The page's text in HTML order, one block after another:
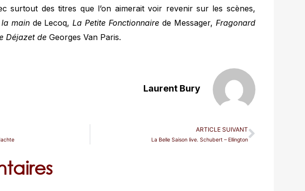
surtout des titres que l’on aimerait voir revenir sur les scènes,
mainde Lecoq,La Petite Fonctionnaire de Messager, Fragonard
Déjazet deGeorges Van Paris.
Laurent Bury
ARTICLE SUIVANT
La Belle Saison live. Schubert – Ellington